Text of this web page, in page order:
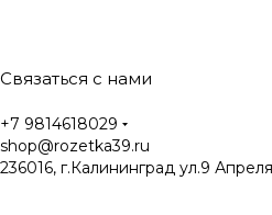
Связаться с нами
+7 9814618029
shop@rozetka39.ru
236016, г.Калининград ул.9